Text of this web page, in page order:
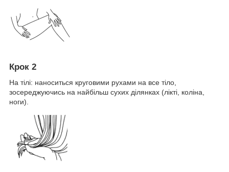
Крок 2
На тілі: наноситься круговими рухами на все тіло,
зосереджуючись на найбільш сухих ділянках (лікті, коліна,
ноги).